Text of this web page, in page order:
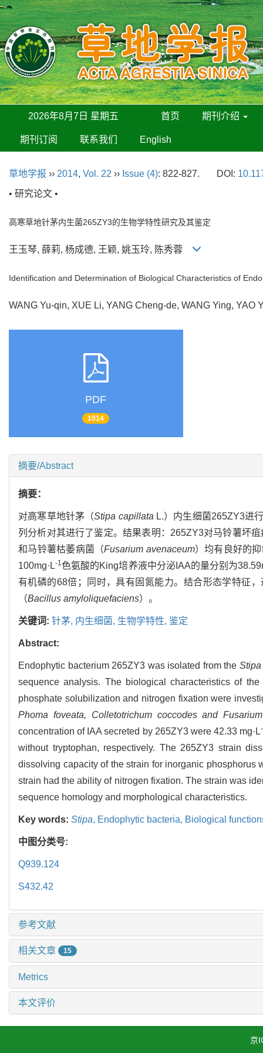
2026年8月7日 星期五 首页 期刊介绍
期刊订阅 联系我们 English
草地学报 ›› 2014, Vol. 22 ›› Issue (4): 822-827. DOI:
• 研究论文 •
高寒草地针茅内生菌265ZY3的生物学特性研究及其鉴定
王玉琴, 薛莉, 杨成德, 王颖, 姚玉玲, 陈秀蓉
Identification and Determination of Biological Characteristics of
WANG Yu-qin, XUE Li, YANG Cheng-de, WANG Ying,
PDF
1014
摘要/Abstract
摘要：
对高寒草地针茅（Stipa capillata L.）内生细菌265ZY3进
列分析对其进行了鉴定。结果表明：265ZY3对马铃薯坏疽
和马铃薯枯萎病菌（Fusarium avenaceum）均有良好的
100mg·L-1 色氨酸的King培养液中分泌IAA的量分别为
有机磷的68倍；同时，具有固氮能力。结合形态学特征
（Bacillus amyloliquefaciens）。
关键词: 针茅, 内生细菌, 生物学特性, 鉴定
Abstract:
Endophytic bacterium 265ZY3 was isolated from the
sequence analysis. The biological characteristics of
phosphate solubilization and nitrogen fixation were
Phoma foveata, Colletotrichum coccodes and
concentration of IAA secreted by 265ZY3 were 42.33 mg·L
without tryptophan, respectively. The 265ZY3 strain
dissolving capacity of the strain for inorganic phosphorus
strain had the ability of nitrogen fixation. The strain was
sequence homology and morphological characteristics.
Key words: Stipa, Endophytic bacteria, Biological
中图分类号:
Q939.124
S432.42
参考文献
相关文章 15
Metrics
本文评价
京